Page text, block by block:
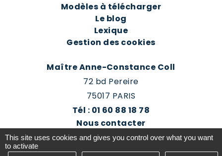
Modèles à télécharger
Le blog
Lexique
Gestion des cookies
Maître Anne-Constance Coll
72 bd Pereire
75017 PARIS
Tél : 01 60 88 18 78
Nous contacter
Prendre rendez-vous
This site uses cookies and gives you control over what you want
to activate